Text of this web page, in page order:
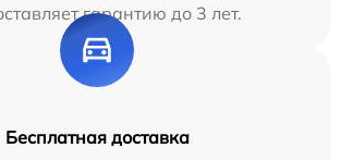
гарантию до 3 лет.
Бесплатная доставка